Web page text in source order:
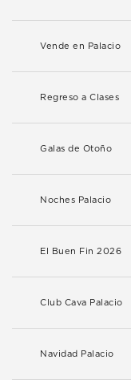
Vende en Palacio
Regreso a Clases
Galas de Otoño
Noches Palacio
El Buen Fin 2026
Club Cava Palacio
Navidad Palacio